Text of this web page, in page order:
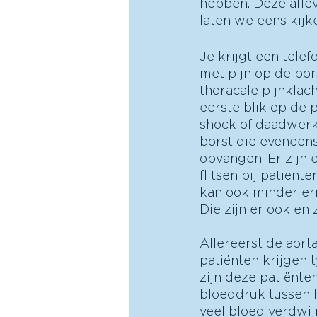
hebben. Deze
laten we eens
Je krijgt een
met pijn op de
thoracale
eerste blik op de
shock of
borst die
opvangen. Er zijn
flitsen bij
kan ook minder
Die zijn er ook en
Allereerst de
patiënten krijgen
zijn deze
bloeddruk tussen
veel bloed